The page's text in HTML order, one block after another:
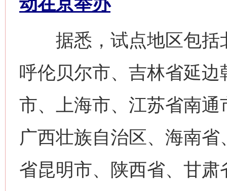
据悉，试点地区包括
呼伦贝尔市、吉林省延
市、上海市、江苏省南
广西壮族自治区、海南
省昆明市、陕西省、甘
网上购药对药下症？